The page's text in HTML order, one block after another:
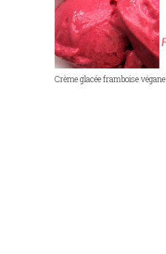
Crème glacée framboise végane